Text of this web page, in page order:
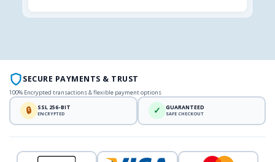
SECURE PAYMENTS & TRUST
100% Encrypted transactions & flexible payment options
🔒 SSL 256-BIT
ENCRYPTED ✓ GUARANTEED
SAFE CHECKOUT